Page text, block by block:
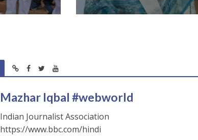
Mazhar Iqbal #webworld
Indian Journalist Association
https://www.bbc.com/hindi